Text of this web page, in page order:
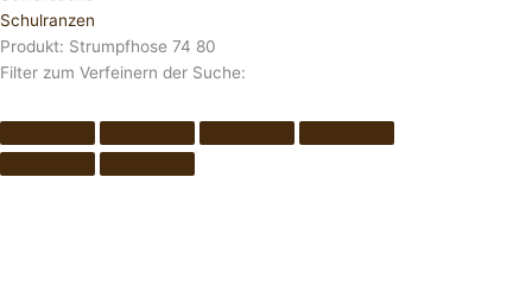
Schulranzen
Produkt: Strumpfhose 74 80
Filter zum Verfeinern der Suche: